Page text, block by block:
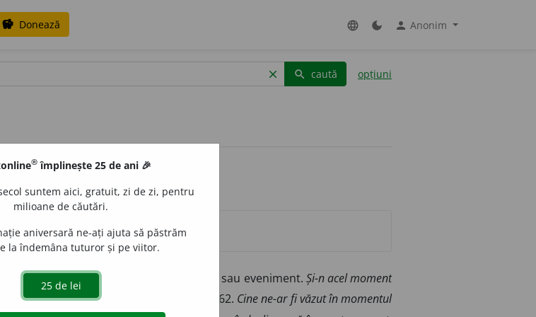
savings Donează language dark_mode person Anonim
clear search caută opțiuni
secundă; poziție în timpul unui fapt sau eveniment. Și-n acel moment
i ochiul lumii cei antice.
I 162. Cine ne-ar fi văzut în momentul
® împlinește 25 de ani 🎉
suntem aici, gratuit, zi de zi, pentru
milioane de căutări.
aniversară ne-ați ajuta să păstrăm
la îndemâna tuturor și pe viitor.